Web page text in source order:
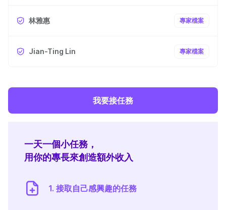
林雅惠 專家檔案
Jian-Ting Lin 專家檔案
我要接任務
一天一個小任務，
用你的專長來創造額外收入
1. 接取自己感興趣的任務